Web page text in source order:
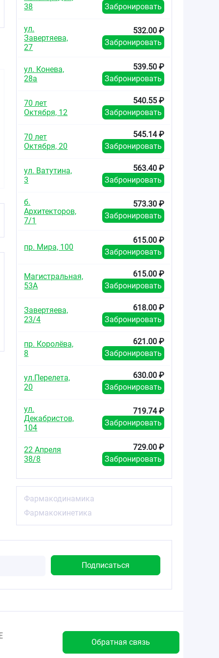
38
Забронировать
ул.
Завертяева,
27
532.00 ₽
Забронировать
ул. Конева,
28а
539.50 ₽
Забронировать
70 лет
Октября, 12
540.55 ₽
Забронировать
70 лет
Октября, 20
545.14 ₽
Забронировать
ул. Ватутина,
3
563.40 ₽
Забронировать
б.
Архитекторов,
7/1
573.30 ₽
Забронировать
пр. Мира, 100
615.00 ₽
Забронировать
Магистральная,
53А
615.00 ₽
Забронировать
Завертяева,
23/4
618.00 ₽
Забронировать
пр. Королёва,
8
621.00 ₽
Забронировать
ул.Перелета,
20
630.00 ₽
Забронировать
ул.
Декабристов,
104
719.74 ₽
Забронировать
22 Апреля
38/8
729.00 ₽
Забронировать
Фармакодинамика
Фармакокинетика
Обратная связь